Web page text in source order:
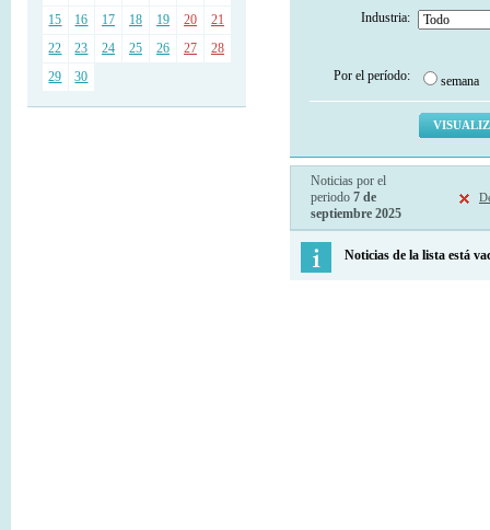
15
16 17 18 19 20
21
22
23 24 25 26 27
28
29
30
Industria:
Por el período: semana
Noticias por el
periodo 7 de
septiembre 2025
Noticias de la lista está